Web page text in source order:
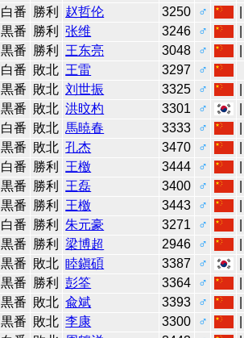
白番 勝利 赵哲伦 3250 ♂
黒番 勝利 张维 3246 ♂
黒番 勝利 王东亮 3048 ♂
白番 敗北 王雷 3297
♂
黒番 敗北 刘世振 3325 ♂
黒番 敗北 洪旼杓 3301 ♂
白番 敗北 馬暁春 3333 ♂
黒番 敗北 孔杰 3470 ♂
白番 勝利 王檄 3444 ♂
黒番 勝利 王磊 3400 ♂
黒番 勝利 王檄 3443 ♂
白番 勝利 朱元豪 3271 ♂
黒番 勝利 梁博超 2946 ♂
黒番 敗北 睦鎭碩 3387 ♂
黒番 勝利 彭筌 3364 ♂
黒番 敗北 兪斌 3393 ♂
黒番 敗北 李康 3300 ♂